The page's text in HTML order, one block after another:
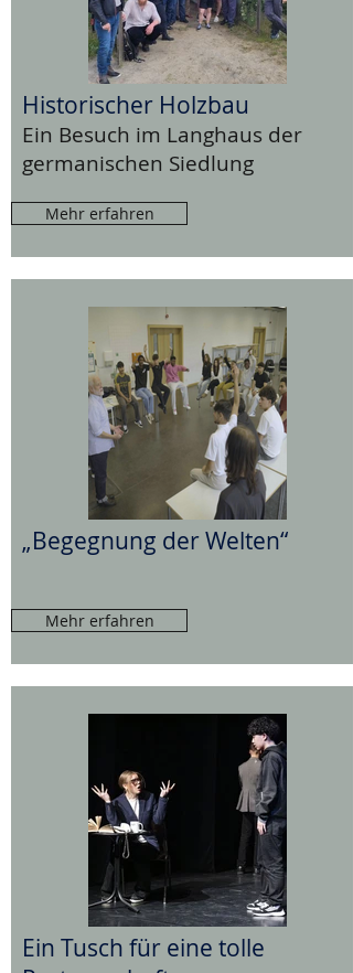
Historischer Holzbau
Ein Besuch im Langhaus der
germanischen Siedlung
Mehr erfahren
„Begegnung der Welten“
Mehr erfahren
Ein Tusch für eine tolle